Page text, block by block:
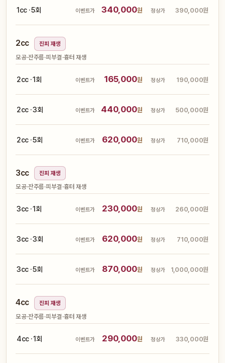
1cc · 5회 이벤트가 340,000원 정상가 390,000원
2cc 진피 재생
모공·잔주름·피부결·흉터 재생
2cc · 1회 이벤트가 165,000원 정상가 190,000원
2cc · 3회 이벤트가 440,000원 정상가 500,000원
2cc · 5회 이벤트가 620,000원 정상가 710,000원
3cc 진피 재생
모공·잔주름·피부결·흉터 재생
3cc · 1회 이벤트가 230,000원 정상가 260,000원
3cc · 3회 이벤트가 620,000원 정상가 710,000원
3cc · 5회 이벤트가 870,000원 정상가 1,000,000원
4cc 진피 재생
모공·잔주름·피부결·흉터 재생
4cc · 1회 이벤트가 290,000원 정상가 330,000원